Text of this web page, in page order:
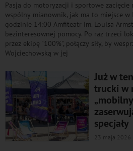
Pasja do motoryzacji i sportowe
wspólny mianownik, jak ma to miejsce w
godzinie 14:00 Amfiteatr im. Louisa
bezinteresownej pomocy. Po raz trzeci
przez ekipę "100%", połączy siły, by
Wojciechowską w jej
Już w
trucki w
specjały
23 maja 2026